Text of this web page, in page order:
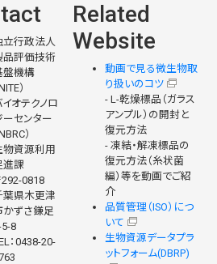
立行政法人
品評価技術
盤機構
）
イオテクノロ
ーセンター
NBRC）
物資源利用
進課
292-0818
葉県木更津
かずさ鎌足
8
：0438-20-
Related
Website
動画で見る微生物取
り扱いのコツ
- L-乾燥標品（ガラス
アンプル）の開封と
復元方法
- 凍結・解凍標品の
復元方法（糸状菌
編）等を動画でご紹
介
品質管理（ISO）につ
いて
生物資源データプラ
ットフォーム(DBRP)